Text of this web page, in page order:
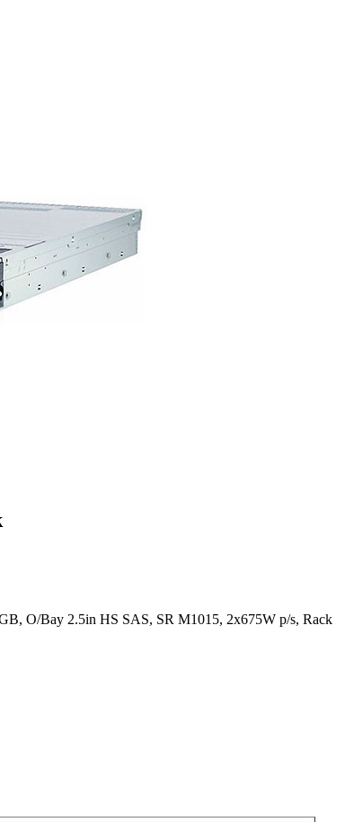
O/Bay 2.5in HS SAS, SR M1015, 2x675W p/s, Rack